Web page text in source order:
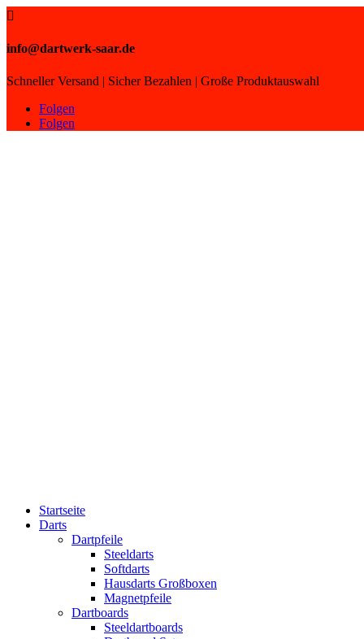

info@dartwerk-saar.de
Schneller Versand | Sicher Bezahlen | Große Produktauswahl
Folgen
Folgen
Startseite
Darts
Dartpfeile
Steeldarts
Softdarts
Hausdarts Großboxen
Magnetpfeile
Dartboards
Steeldartboards